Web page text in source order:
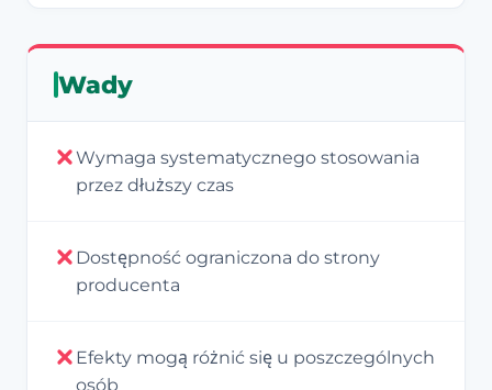
Wady
Wymaga systematycznego stosowania
przez dłuższy czas
Dostępność ograniczona do strony
producenta
Efekty mogą różnić się u poszczególnych
osób